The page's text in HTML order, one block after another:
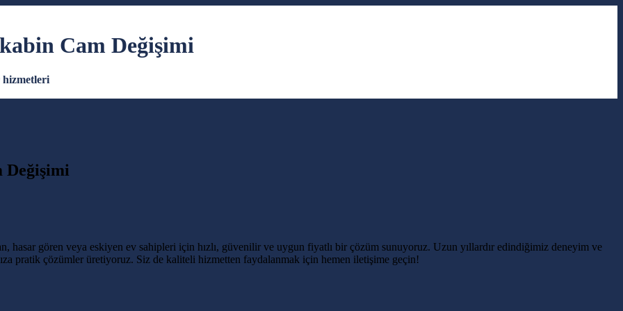
Cam Değişimi
Değişimi
hasar gören veya eskiyen ev sahipleri için hızlı, güvenilir ve uygun fiyatlı bir çözüm sunuyoruz. Uzun yıllardır edindiğimiz deneyim ve
pratik çözümler üretiyoruz. Siz de kaliteli hizmetten faydalanmak için hemen iletişime geçin!